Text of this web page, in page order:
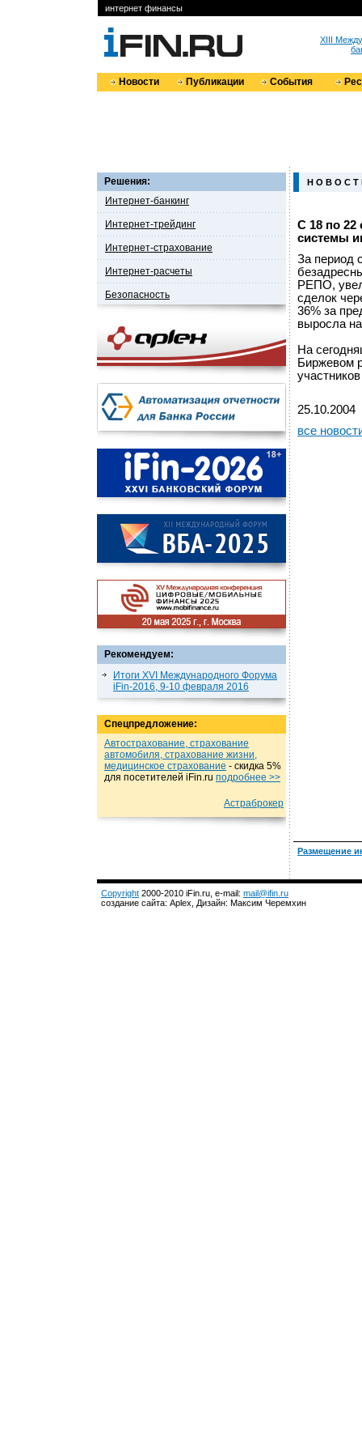
интернет финансы
XIII
Новости Публикации События
Решения:
Интернет-банкинг
Интернет-трейдинг
Интернет-страхование
Интернет-расчеты
Безопасность
Рекомендуем:
Итоги XVI Международного Форума
iFin-2016, 9-10 февраля 2016
Спецпредложение:
Автострахование, страхование
автомобиля, страхование жизни,
медицинское страхование - cкидка 5%
для посетителей iFin.ru подробнеe >>
Астраброкер
Н О В О С Т
С 18 по 22
системы
За период
РЕПО,
сделок
36% за
выросла
На
Биржевом
25.10.2004
все
Размещение
Copyright 2000-2010 iFin.ru, e-mail: mail@ifin.ru
создание сайта: Aplex, Дизайн: Максим Черемхин